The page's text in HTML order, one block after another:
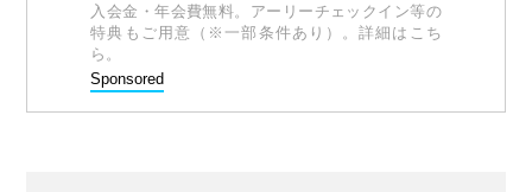
入会金・年会費無料。アーリーチェックイン等の
特典もご用意（※一部条件あり）。詳細はこち
ら。
Sponsored